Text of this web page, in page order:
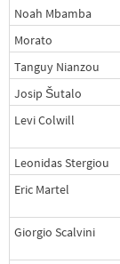
Noah Mbamba
Morato
Tanguy Nianzou
Josip Šutalo
Levi Colwill
Leonidas Stergiou
Eric Martel
Giorgio Scalvini